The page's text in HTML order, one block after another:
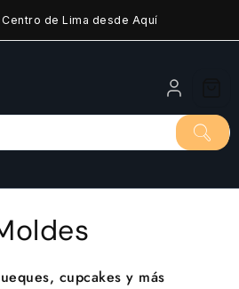
de Lima desde Aquí
cupcakes y más